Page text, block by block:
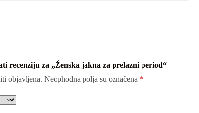
recenziju za „Ženska jakna za prelazni period“
objavljena. Neophodna polja su označena *